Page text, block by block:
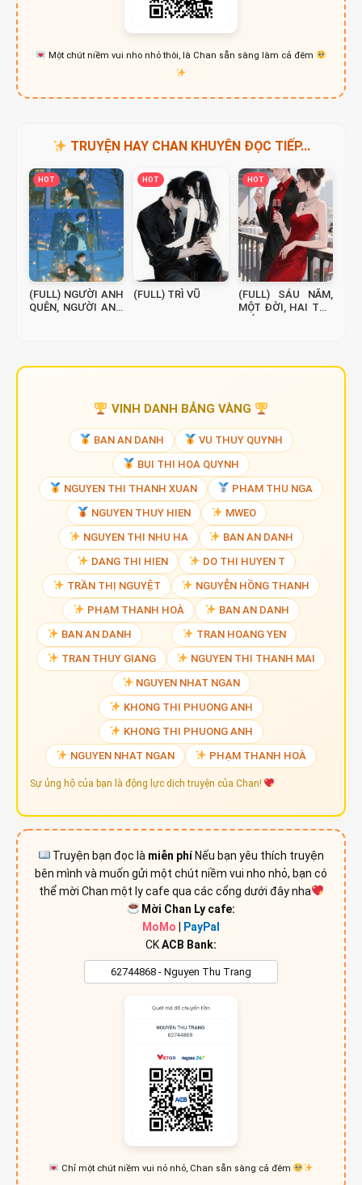
Một chút niềm vui nho nhỏ thôi, là Chan sẵn sàng làm cả đêm
TRUYỆN HAY CHAN KHUYÊN ĐỌC TIẾP...
HOT
(FULL) NGƯỜI ANH
QUÊN, NGƯỜI ANH
HOT
(FULL) TRÌ VŨ
HOT
(FULL) SÁU NĂM,
MỘT ĐỜI, HAI THẾ
VINH DANH BẢNG VÀNG
BAN AN DANH
VU THUY QUYNH
BUI THI HOA QUYNH
NGUYEN THI THANH XUAN
PHAM THU NGA
NGUYEN THUY HIEN
MWEO
NGUYEN THI NHU HA
BAN AN DANH
DANG THI HIEN
DO THI HUYEN T
TRẦN THỊ NGUYỆT
NGUYỄN HỒNG THANH
PHẠM THANH HOÀ
BAN AN DANH
BAN AN DANH
TRAN HOANG YEN
TRAN THUY GIANG
NGUYEN THI THANH MAI
NGUYEN NHAT NGAN
KHONG THI PHUONG ANH
KHONG THI PHUONG ANH
NGUYEN NHAT NGAN
PHẠM THANH HOÀ
Sự ủng hộ của bạn là động lực dịch truyện của Chan!
Truyện bạn đọc là miễn phíNếu bạn yêu thích truyện
bên mình và muốn gửi một chút niềm vui nho nhỏ, bạn có
thể mời Chan một ly cafe qua các cổng dưới đây nha
Mời Chan Ly cafe:
MoMo
PayPal
CKACB Bank:
Chỉ một chút niềm vui nỏ nhỏ, Chan sẵn sàng cả đêm